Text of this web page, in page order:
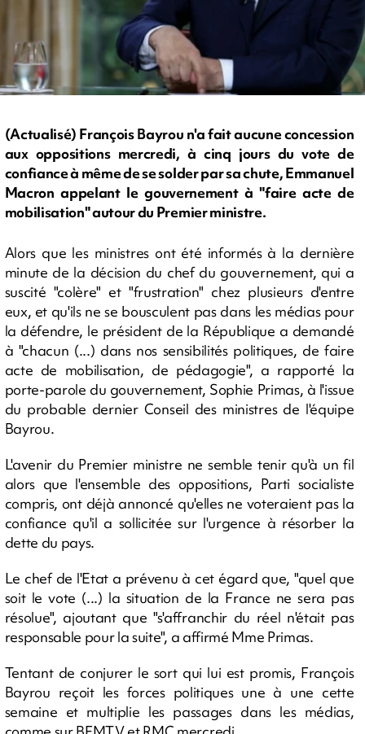
(Actualisé) François Bayrou n'a fait aucune concession
aux oppositions mercredi, à cinq jours du vote de
confiance à même de se solder par sa chute, Emmanuel
Macron appelant le gouvernement à "faire acte de
mobilisation" autour du Premier ministre.
Alors que les ministres ont été informés à la dernière
minute de la décision du chef du gouvernement, qui a
suscité "colère" et "frustration" chez plusieurs d'entre
eux, et qu'ils ne se bousculent pas dans les médias pour
la défendre, le président de la République a demandé
à "chacun (...) dans nos sensibilités politiques, de faire
acte de mobilisation, de pédagogie", a rapporté la
porte-parole du gouvernement, Sophie Primas, à l'issue
du probable dernier Conseil des ministres de l'équipe
Bayrou.
L'avenir du Premier ministre ne semble tenir qu'à un fil
alors que l'ensemble des oppositions, Parti socialiste
compris, ont déjà annoncé qu'elles ne voteraient pas la
confiance qu'il a sollicitée sur l'urgence à résorber la
dette du pays.
Le chef de l'Etat a prévenu à cet égard que, "quel que
soit le vote (...) la situation de la France ne sera pas
résolue", ajoutant que "s'affranchir du réel n'était pas
responsable pour la suite", a affirmé Mme Primas.
Tentant de conjurer le sort qui lui est promis, François
Bayrou reçoit les forces politiques une à une cette
semaine et multiplie les passages dans les médias,